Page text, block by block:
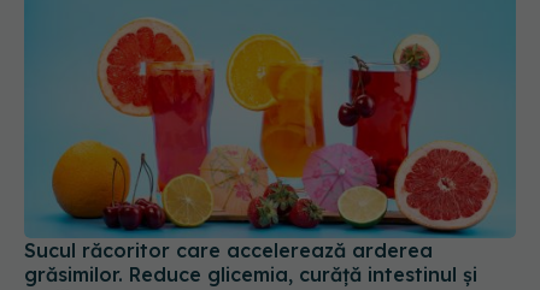
Sucul răcoritor care accelerează arderea
grăsimilor. Reduce glicemia, curăță intestinul și
sprijină metabolismul